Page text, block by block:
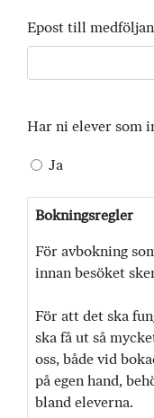
Epost till
Har ni elever som
Ja
Bokningsregler
För avbokning
innan besöket
För att det ska
ska få ut så
oss, både vid
på egen hand,
bland eleverna.